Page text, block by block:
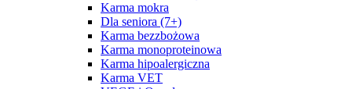
Karma mokra
Dla seniora (7+)
Karma bezzbożowa
Karma monoproteinowa
Karma hipoalergiczna
Karma VET